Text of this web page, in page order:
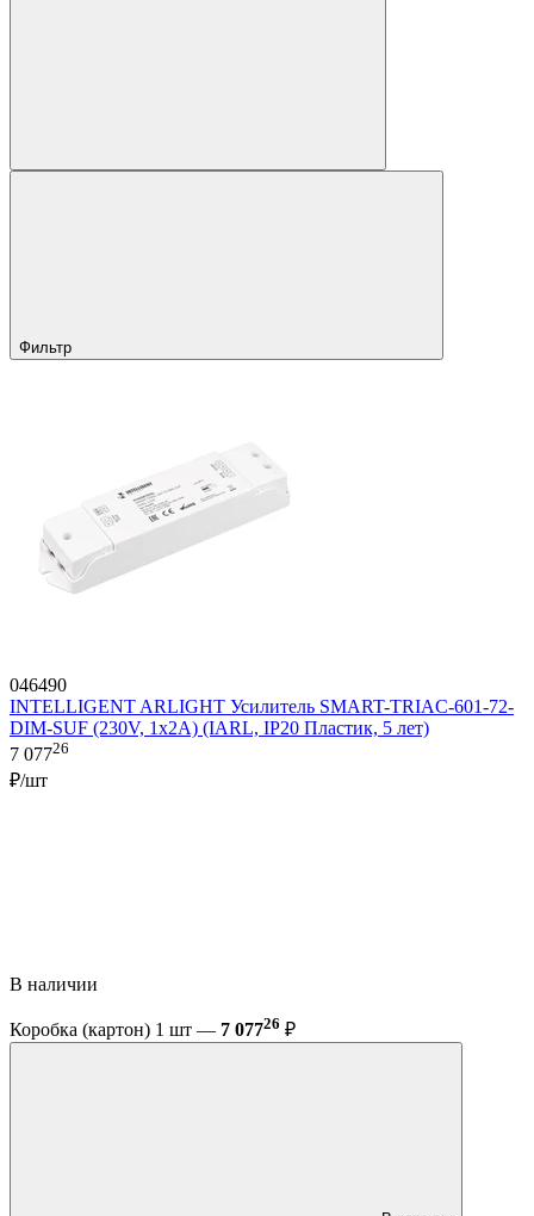
Фильтр
046490
INTELLIGENT ARLIGHT Усилитель SMART-TRIAC-601-72-
DIM-SUF (230V, 1x2A) (IARL, IP20 Пластик, 5 лет)
7 07726
₽/шт
В наличии
Коробка (картон) 1 шт — 7 07726 ₽